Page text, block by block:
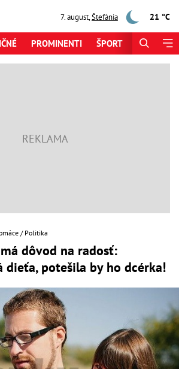
7. august,Štefánia 21 °C
PROMINENTI ŠPORT
Politika
dôvod na radosť:
dieťa, potešila by ho dcérka!